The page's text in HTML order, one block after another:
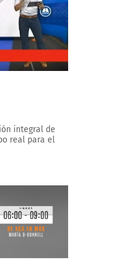
integral de
real para el